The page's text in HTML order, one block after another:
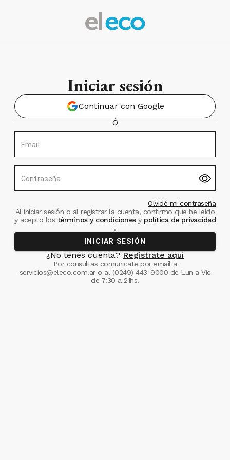
Iniciar sesión
Continuar con Google
Ó
Email
Contraseña
Olvidé mi contraseña
Al iniciar sesión o al registrar la cuenta, confirmo que he leído
y acepto los términos y condiciones ypolítica de privacidad
.
INICIAR SESIÓN
¿No tenés cuenta? Registrate aquí
Por consultas comunicate por email a
servicios@eleco.com.aro al (0249) 443-9000 de Lun a Vie
de 7:30 a 21hs.